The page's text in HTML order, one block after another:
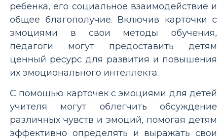
ребенка, его социальное взаимодействие и
общее благополучие. Включив карточки с
эмоциями в свои методы обучения,
педагоги могут предоставить детям
ценный ресурс для развития и повышения
их эмоционального интеллекта.
С помощью карточек с эмоциями для детей
учителя могут облегчить обсуждение
различных чувств и эмоций, помогая детям
эффективно определять и выражать свои